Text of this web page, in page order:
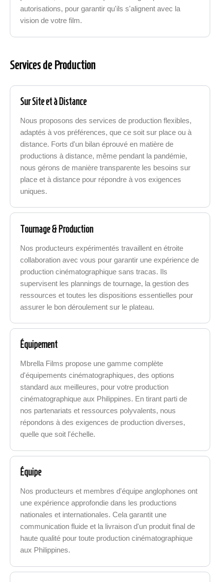
autorisations, pour garantir qu'ils s'alignent avec la
vision de votre film.
Services de Production
Sur Site et à Distance
Nous proposons des services de production flexibles,
adaptés à vos préférences, que ce soit sur place ou à
distance. Forts d'un bilan éprouvé en matière de
productions à distance, même pendant la pandémie,
nous gérons de manière transparente les besoins sur
place et à distance pour répondre à vos exigences
uniques.
Tournage & Production
Nos producteurs expérimentés travaillent en étroite
collaboration avec vous pour garantir une expérience de
production cinématographique sans tracas. Ils
supervisent les plannings de tournage, la gestion des
ressources et toutes les dispositions essentielles pour
assurer le bon déroulement sur le plateau.
Équipement
Mbrella Films propose une gamme complète
d'équipements cinématographiques, des options
standard aux meilleures, pour votre production
cinématographique aux Philippines. En tirant parti de
nos partenariats et ressources polyvalents, nous
répondons à des exigences de production diverses,
quelle que soit l'échelle.
Équipe
Nos producteurs et membres d'équipe anglophones ont
une expérience approfondie dans les productions
nationales et internationales. Cela garantit une
communication fluide et la livraison d'un produit final de
haute qualité pour toute production cinématographique
aux Philippines.